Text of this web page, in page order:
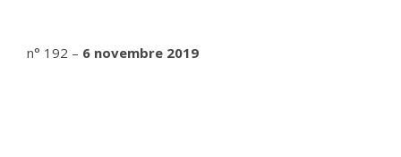
n° 192 – 6 novembre 2019